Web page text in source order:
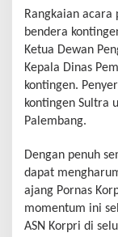
Rangkaian
bendera
Ketua Dewan
Kepala Dinas
kontingen.
kontingen Sultra
Palembang.
Dengan penuh
dapat
ajang Pornas
momentum ini
ASN Korpri di